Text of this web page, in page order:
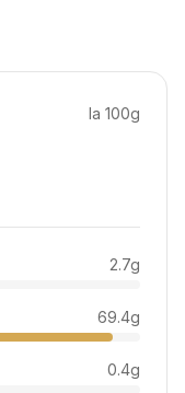
la 100g
2.7g
69.4g
0.4g